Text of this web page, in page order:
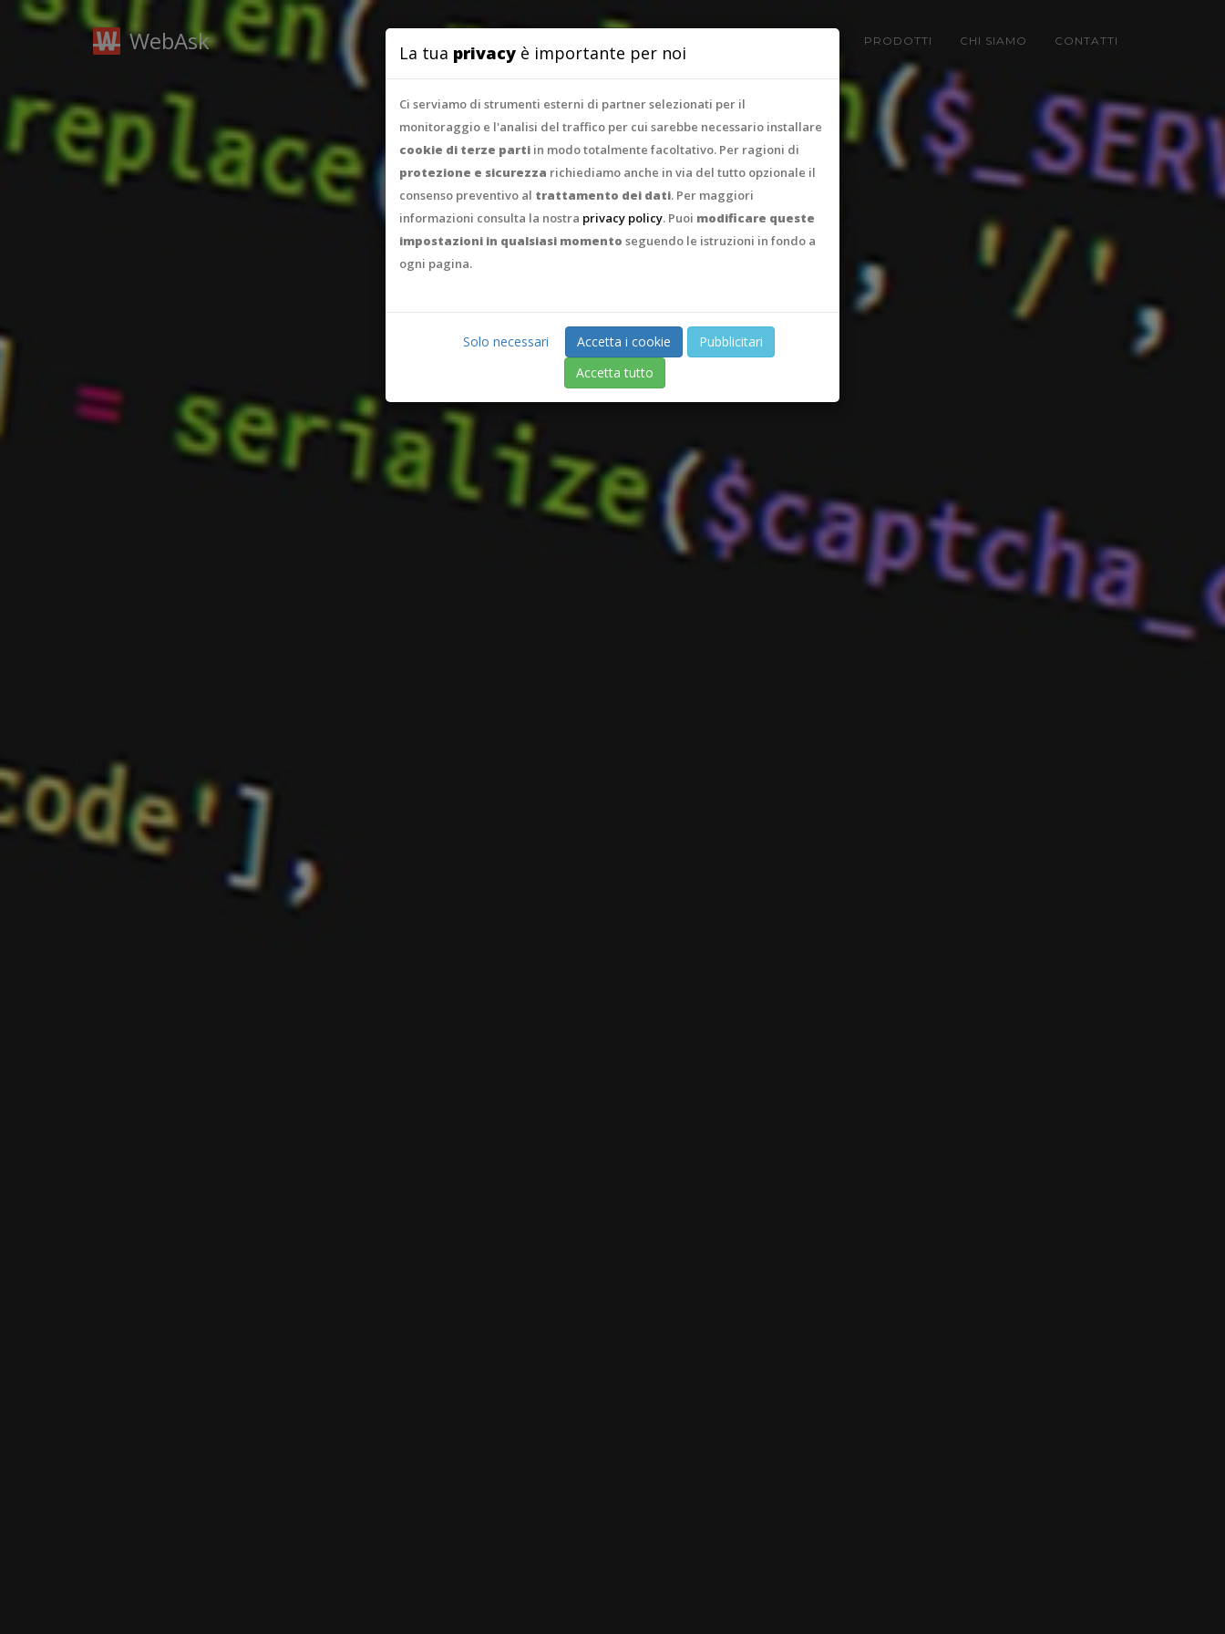
WebAsk PRODOTTI CHI SIAMO CONTATTI
La tua privacy è importante per noi
Ci serviamo di strumenti esterni di partner selezionati per il
monitoraggio e l'analisi del traffico per cui sarebbe necessario installare
cookie di terze parti in modo totalmente facoltativo. Per ragioni di
protezione e sicurezza richiediamo anche in via del tutto opzionale il
consenso preventivo al trattamento dei dati. Per maggiori
informazioni consulta la nostra privacy policy. Puoi modificare queste
impostazioni in qualsiasi momento seguendo le istruzioni in fondo a
ogni pagina.
Solo necessari Accetta i cookie
Pubblicitari
Accetta tutto